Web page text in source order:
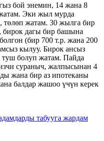
бой энемин, 14 жана 8
Эки жыл мурда
төлөп жатам. 30 жылга бир
бирок дагы бир башына
(бир 700 т.р. жана 200
кылуу. Бирок ансыз
туш болуп жатам. Пайда
сураныч, жалпысынан 4
жана бир аз ипотеканы
балдар жашоо үчүн керек
табууга жардам